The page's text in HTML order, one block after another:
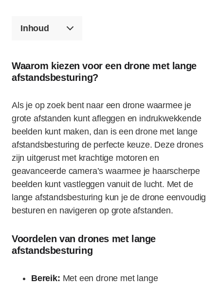
Inhoud
Waarom kiezen voor een drone met lange
afstandsbesturing?
Als je op zoek bent naar een drone waarmee je
grote afstanden kunt afleggen en indrukwekkende
beelden kunt maken, dan is een drone met lange
afstandsbesturing de perfecte keuze. Deze drones
zijn uitgerust met krachtige motoren en
geavanceerde camera’s waarmee je haarscherpe
beelden kunt vastleggen vanuit de lucht. Met de
lange afstandsbesturing kun je de drone eenvoudig
besturen en navigeren op grote afstanden.
Voordelen van drones met lange
afstandsbesturing
Bereik: Met een drone met lange